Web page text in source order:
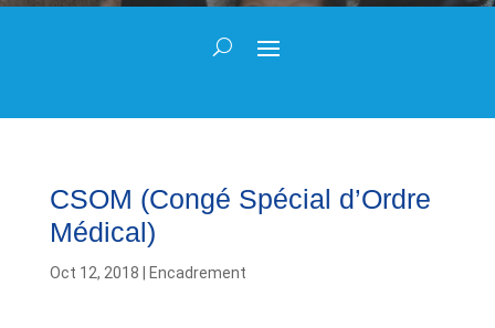
CSOM (Congé Spécial d’Ordre
Médical)
Oct 12, 2018 Encadrement